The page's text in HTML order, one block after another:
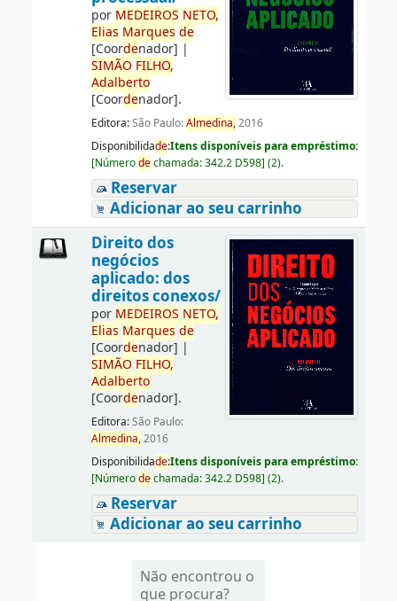
por MEDEIROS NETO,
Elias Marques de
[Coordenador] |
SIMÃO FILHO,
Adalberto
[Coordenador].
Editora:São Paulo:Almedina,2016
Disponibilidade:Itens disponíveis para empréstimo:
[Númerodechamada:342.2 D598] (2).
Reservar
Adicionar ao seu carrinho
Direito dos
negócios
aplicado: dos
direitos conexos/
por MEDEIROS NETO,
Elias Marques de
[Coordenador] |
SIMÃO FILHO,
Adalberto
[Coordenador].
Editora:São Paulo:
Almedina,2016
Disponibilidade:Itens disponíveis para empréstimo:
[Númerodechamada:342.2 D598] (2).
Reservar
Adicionar ao seu carrinho
Não encontrou o
que procura?